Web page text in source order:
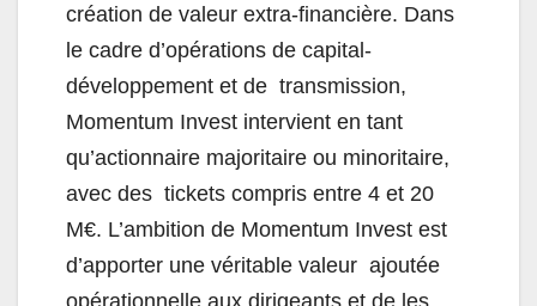
création de valeur extra-financière. Dans
le cadre d’opérations de capital-
développement et de transmission,
Momentum Invest intervient en tant
qu’actionnaire majoritaire ou minoritaire,
avec des tickets compris entre 4 et 20
M€. L’ambition de Momentum Invest est
d’apporter une véritable valeur ajoutée